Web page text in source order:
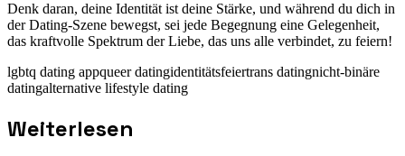
Denk daran, deine Identität ist deine Stärke, und während du dich in
der Dating-Szene bewegst, sei jede Begegnung eine Gelegenheit,
das kraftvolle Spektrum der Liebe, das uns alle verbindet, zu feiern!
lgbtq dating appqueer datingidentitätsfeiertrans datingnicht-binäre
datingalternative lifestyle dating
Weiterlesen